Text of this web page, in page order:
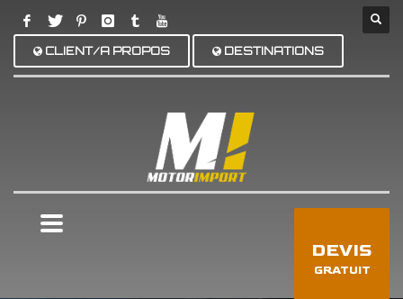
CLIENT/A PROPOS DESTINATIONS
DEVIS
GRATUIT